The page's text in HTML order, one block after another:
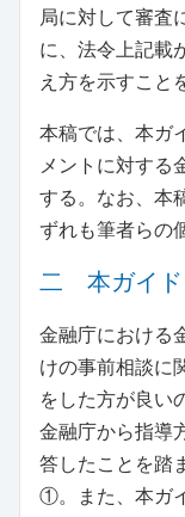
局に対して審査
に、法令上記載
え方を示すこと
本稿では、本ガ
メントに対する
する。なお、本
ずれも筆者らの
二 本ガイド
金融庁における
けの事前相談に
をした方が良い
金融庁から指導
答したことを踏
①。また、本ガ